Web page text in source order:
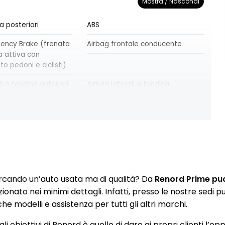
posteriori
ABS
Brake (frenata
attiva con
pedoni e ciclisti)
Airbag frontale conducente
Chiusura centralizzata
Cruscotto "soft touch"
Alert Driver Display 7"
un’auto usata ma di qualità? DaRenord Prime
nei minimi dettagli. Infatti, presso le nostre sedi
modelli e assistenza per tutti gli altri marchi.